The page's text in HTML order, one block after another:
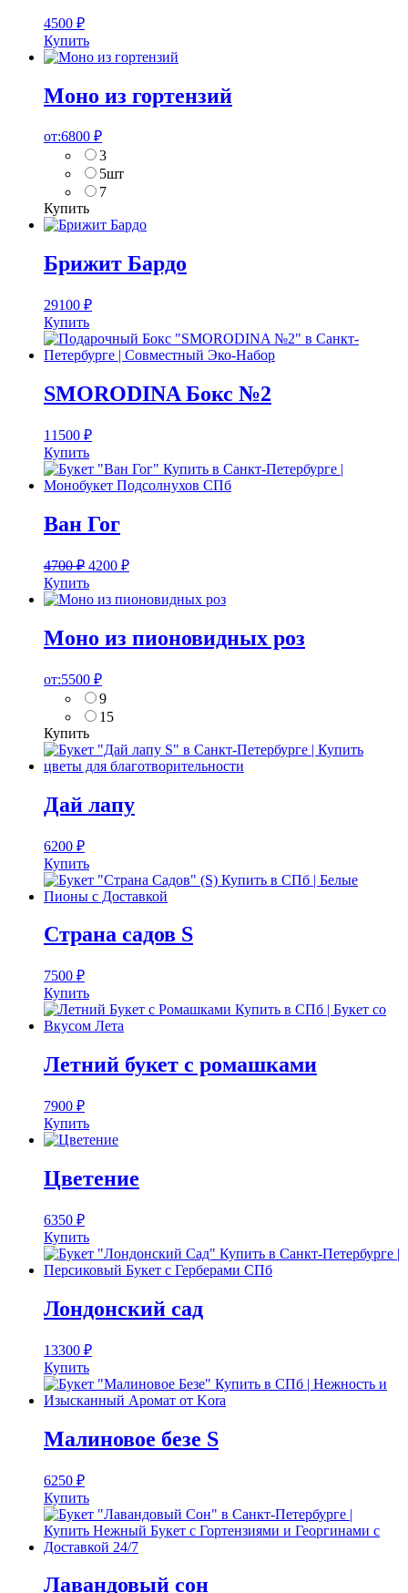
4500 ₽
Купить
Моно из гортензий
от:6800 ₽
3
5шт
7
Купить
Брижит Бардо
29100 ₽
Купить
SMORODINA Бокс №2
11500 ₽
Купить
Ван Гог
4700₽ 4200 ₽
Купить
Моно из пионовидных роз
от:5500 ₽
9
15
Купить
Дай лапу
6200 ₽
Купить
Страна садов S
7500 ₽
Купить
Летний букет с ромашками
7900 ₽
Купить
Цветение
6350 ₽
Купить
Лондонский сад
13300 ₽
Купить
Малиновое безе S
6250 ₽
Купить
Лавандовый сон